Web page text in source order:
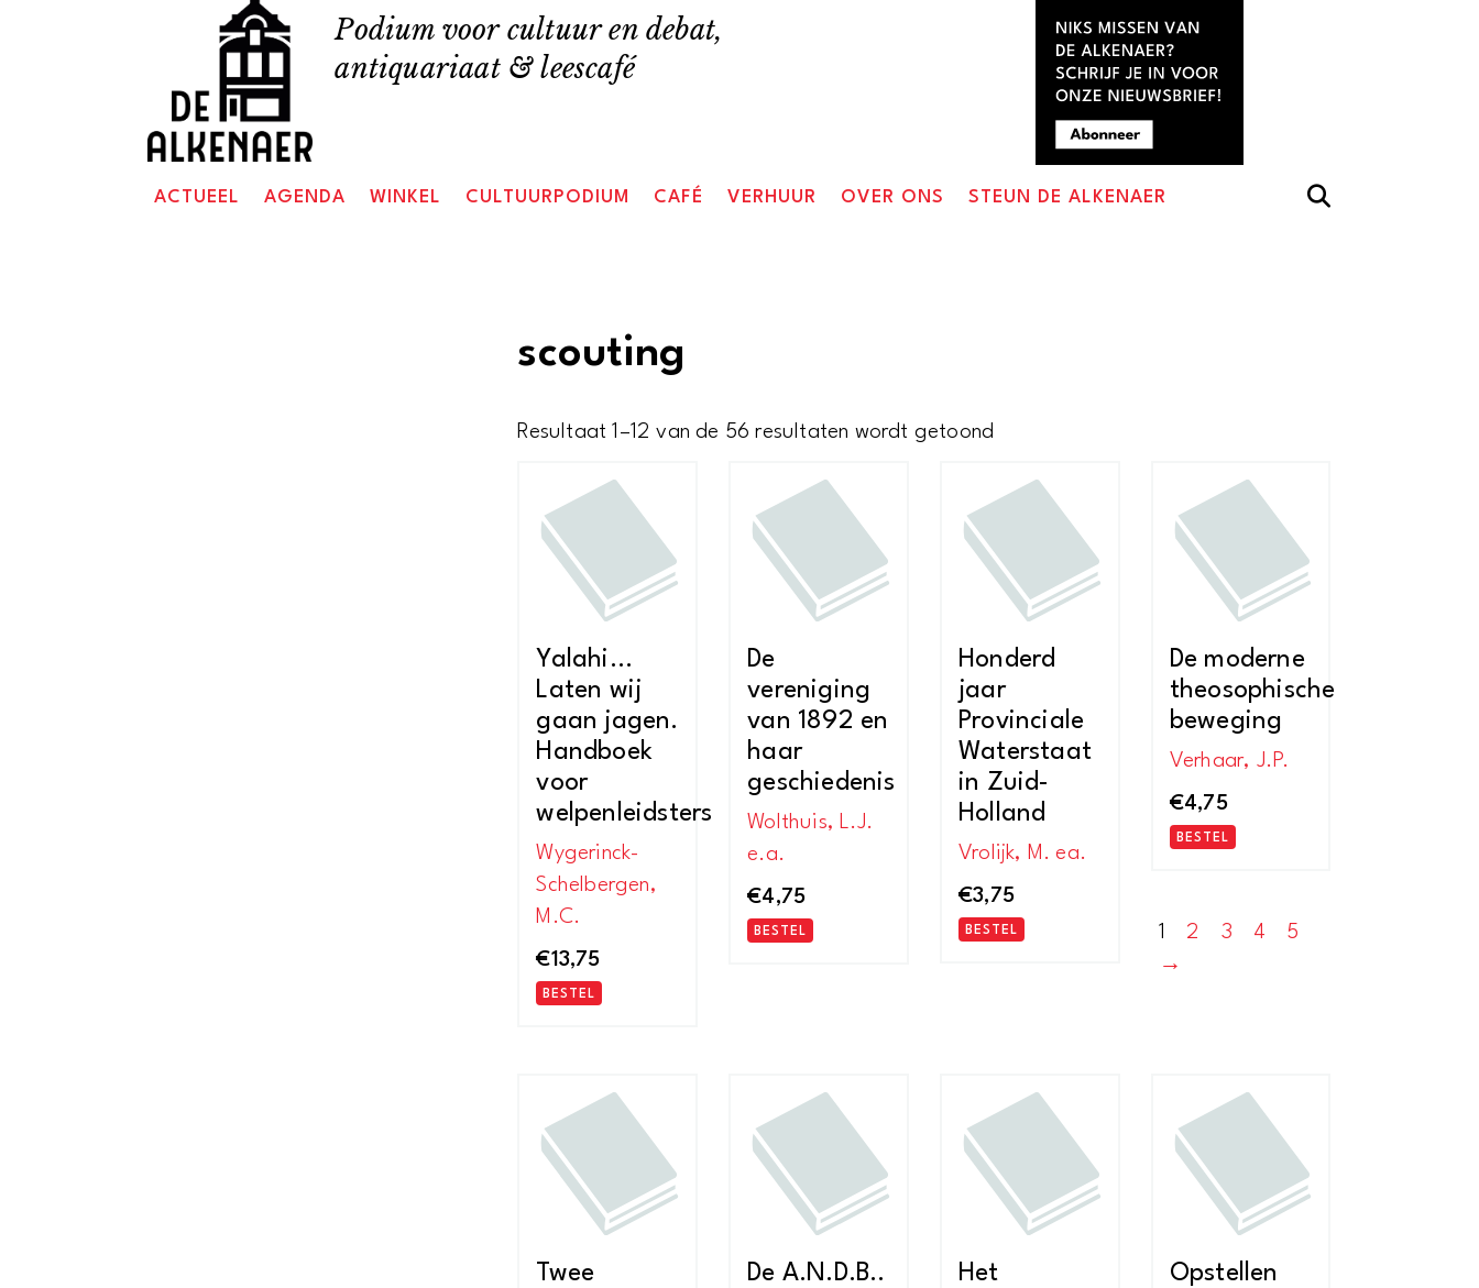
Podium voor cultuur en debat,
antiquariaat & leescafé
ACTUEEL AGENDA WINKEL CULTUURPODIUM CAFÉ VERHUUR OVER ONS STEUN DE ALKENAER
scouting
Resultaat 1–12 van de 56 resultaten wordt getoond
nieuwste
Yalahi…
Laten wij
gaan jagen.
Handboek
voor
welpenleidsters
Wygerinck-
Schelbergen,
M.C.
€13,75
BESTEL
De
vereniging
van 1892 en
haar
geschiedenis
Wolthuis, L.J.
e.a.
€4,75
BESTEL
Honderd
jaar
Provinciale
Waterstaat
in Zuid-
Holland
Vrolijk, M. ea.
€3,75
BESTEL
De moderne
theosophische
beweging
Verhaar, J.P.
€4,75
BESTEL
Twee
De A.N.D.B..
Het
Opstellen
1 2 3 4
5
→